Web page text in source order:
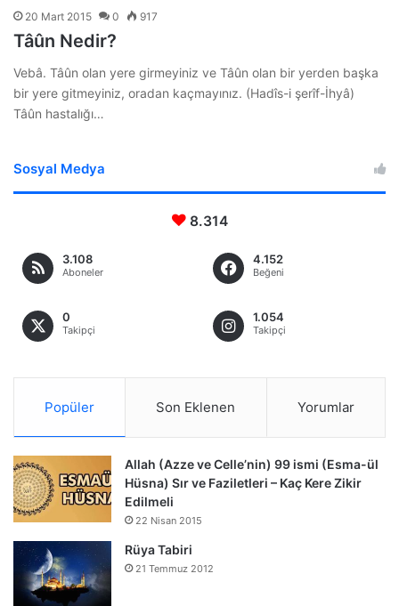
20 Mart 2015 0 917
Tâûn Nedir?
Vebâ. Tâûn olan yere girmeyiniz ve Tâûn olan bir yerden başka
bir yere gitmeyiniz, oradan kaçmayınız. (Hadîs-i şerîf-İhyâ)
Tâûn hastalığı…
Sosyal Medya
8.314
3.108
Aboneler
4.152
Beğeni
0
Takipçi
1.054
Takipçi
Popüler Son Eklenen Yorumlar
Allah (Azze ve Celle’nin) 99 ismi (Esma-ül
Hüsna) Sır ve Faziletleri – Kaç Kere Zikir
Edilmeli
22 Nisan 2015
Rüya Tabiri
21 Temmuz 2012